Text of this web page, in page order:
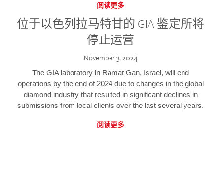
阅读更多
位于以色列拉马特甘的 GIA 鉴定所将
停止运营
November 3, 2024
The GIA laboratory in Ramat Gan, Israel, will end
operations by the end of 2024 due to changes in the global
diamond industry that resulted in significant declines in
submissions from local clients over the last several years.
阅读更多